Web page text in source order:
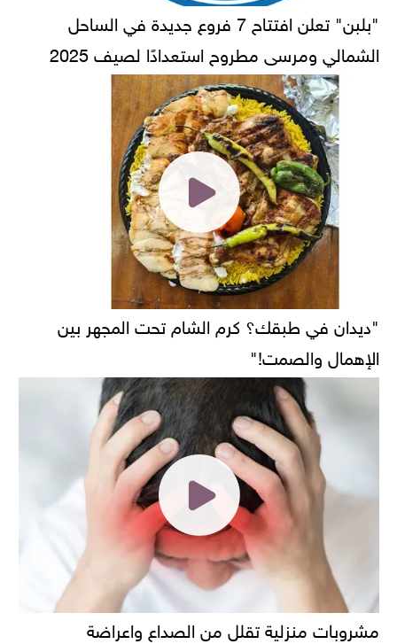
"بلبن" تعلن افتتاح 7 فروع جديدة في الساحل
الشمالي ومرسى مطروح استعدادًا لصيف 2025
"ديدان في طبقك؟ كرم الشام تحت المجهر بين
الإهمال والصمت!"
مشروبات منزلية تقلل من الصداع واعراضة